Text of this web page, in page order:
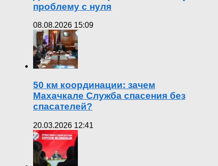
проблему с нуля
08.08.2026 15:09
50 км координации: зачем
Махачкале Служба спасения без
спасателей?
20.03.2026 12:41